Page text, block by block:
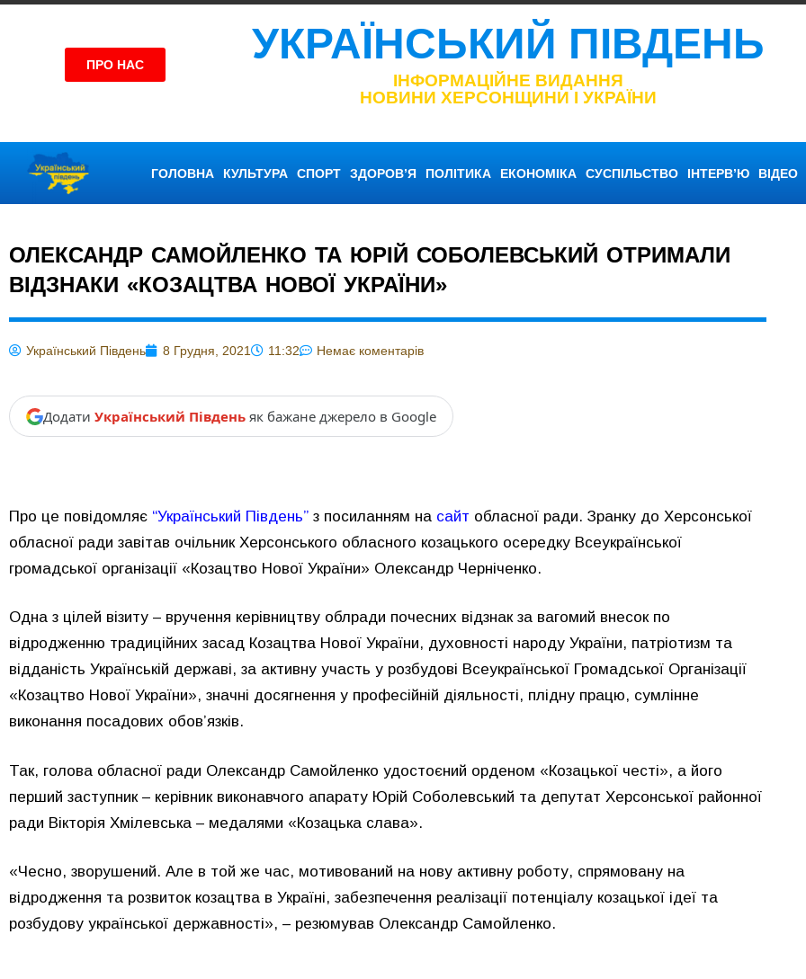
ПРО НАС УКРАЇНСЬКИЙ ПІВДЕНЬ
ІНФОРМАЦІЙНЕ ВИДАННЯ
НОВИНИ ХЕРСОНЩИНИ І УКРАЇНИ
ГОЛОВНА КУЛЬТУРА СПОРТ ЗДОРОВ’Я ПОЛІТИКА ЕКОНОМІКА СУСПІЛЬСТВО ІНТЕРВ’Ю ВІДЕО
ОЛЕКСАНДР САМОЙЛЕНКО ТА ЮРІЙ СОБОЛЕВСЬКИЙ ОТРИМАЛИ
ВІДЗНАКИ «КОЗАЦТВА НОВОЇ УКРАЇНИ»
Український Південь 8 Грудня, 2021 11:32 Немає коментарів
Додати Український Південь як бажане джерело в Google
Про це повідомляє “Український Південь” з посиланням на сайт обласної ради. Зранку до Херсонської
обласної ради завітав очільник Херсонського обласного козацького осередку Всеукраїнської
громадської організації «Козацтво Нової України» Олександр Черніченко.
Одна з цілей візиту – вручення керівництву облради почесних відзнак за вагомий внесок по
відродженню традиційних засад Козацтва Нової України, духовності народу України, патріотизм та
відданість Українській державі, за активну участь у розбудові Всеукраїнської Громадської Організації
«Козацтво Нової України», значні досягнення у професійній діяльності, плідну працю, сумлінне
виконання посадових обов’язків.
Так, голова обласної ради Олександр Самойленко удостоєний орденом «Козацької честі», а його
перший заступник – керівник виконавчого апарату Юрій Соболевський та депутат Херсонської районної
ради Вікторія Хмілевська – медалями «Козацька слава».
«Чесно, зворушений. Але в той же час, мотивований на нову активну роботу, спрямовану на
відродження та розвиток козацтва в Україні, забезпечення реалізації потенціалу козацької ідеї та
розбудову української державності», – резюмував Олександр Самойленко.